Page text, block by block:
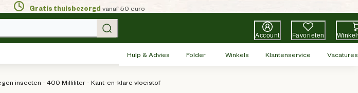
Gratis thuisbezorgd vanaf 50 euro
Account Favorieten
Hulp & Advies Folder Winkels Klantenservice Vacatures
insecten - 400 Milliliter - Kant-en-klare vloeistof